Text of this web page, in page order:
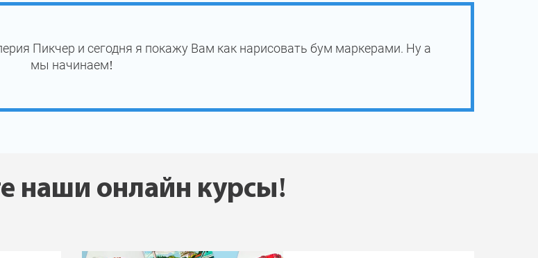
Пикчер и сегодня я покажу Вам как нарисовать бум маркерами. Ну а
мы начинаем!
наши онлайн курсы!